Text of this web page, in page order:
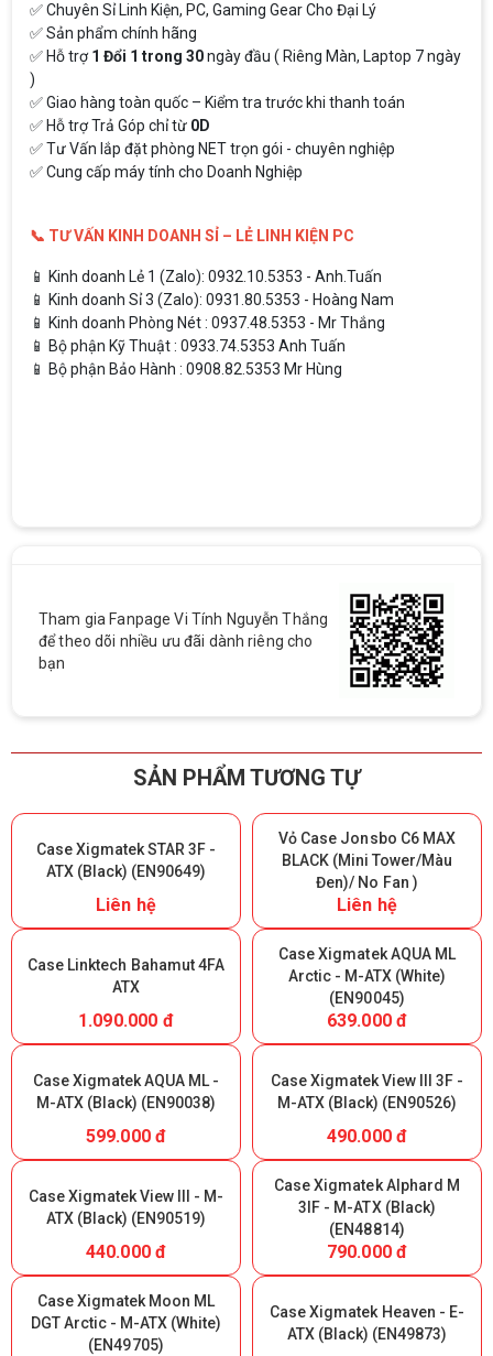
✅ Chuyên Sỉ Linh Kiện, PC, Gaming Gear Cho Đại Lý
✅ Sản phẩm chính hãng
✅ Hỗ trợ1 Đổi 1 trong 30ngày đầu ( Riêng Màn, Laptop 7 ngày
)
✅ Giao hàng toàn quốc – Kiểm tra trước khi thanh toán
✅ Hỗ trợ Trả Góp chỉ từ 0D
✅ Tư Vấn lắp đặt phòng NET trọn gói - chuyên nghiệp
✅ Cung cấp máy tính cho Doanh Nghiệp
📞 TƯ VẤN KINH DOANH SỈ – LẺ LINH KIỆN PC
📱 Kinh doanh Lẻ 1 (Zalo): 0932.10.5353 - Anh.Tuấn
📱 Kinh doanh Sỉ 3 (Zalo): 0931.80.5353 - Hoàng Nam
📱 Kinh doanh Phòng Nét : 0937.48.5353 - Mr Thắng
📱 Bộ phận Kỹ Thuật : 0933.74.5353 Anh Tuấn
📱 Bộ phận Bảo Hành : 0908.82.5353 Mr Hùng
Tham gia Fanpage Vi Tính Nguyễn Thắng
để theo dõi nhiều ưu đãi dành riêng cho
bạn
SẢN PHẨM TƯƠNG TỰ
Case Xigmatek STAR 3F -
ATX (Black) (EN90649)
Liên hệ
Vỏ Case Jonsbo C6 MAX
BLACK (Mini Tower/Màu
Đen)/ No Fan )
Liên hệ
Case Linktech Bahamut 4FA
ATX
1.090.000 đ
Case Xigmatek AQUA ML
Arctic - M-ATX (White)
(EN90045)
639.000 đ
Case Xigmatek AQUA ML -
M-ATX (Black) (EN90038)
599.000 đ
Case Xigmatek View III 3F -
M-ATX (Black) (EN90526)
490.000 đ
Case Xigmatek View III - M-
ATX (Black) (EN90519)
440.000 đ
Case Xigmatek Alphard M
3IF - M-ATX (Black)
(EN48814)
790.000 đ
Case Xigmatek Moon ML
DGT Arctic - M-ATX (White)
(EN49705)
Case Xigmatek Heaven - E-
ATX (Black) (EN49873)